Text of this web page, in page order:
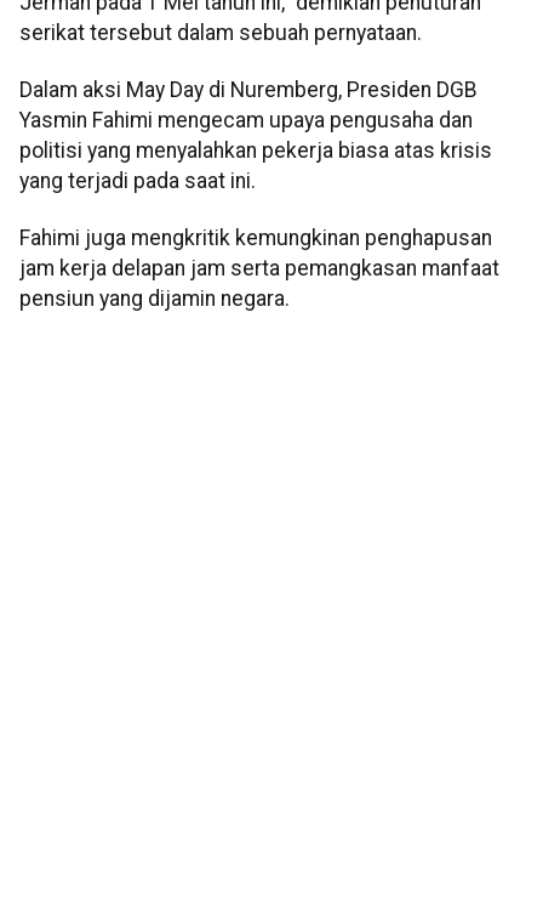
serikat tersebut dalam sebuah pernyataan.
Dalam aksi May Day di Nuremberg, Presiden DGB
Yasmin Fahimi mengecam upaya pengusaha dan
politisi yang menyalahkan pekerja biasa atas krisis
yang terjadi pada saat ini.
Fahimi juga mengkritik kemungkinan penghapusan
jam kerja delapan jam serta pemangkasan manfaat
pensiun yang dijamin negara.